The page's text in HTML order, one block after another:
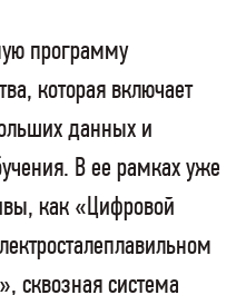
программу
которая включает
данных и
В ее рамках уже
как «Цифровой
сквозная система